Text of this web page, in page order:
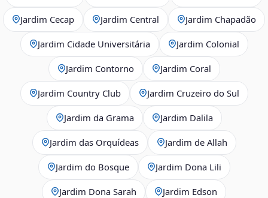
Jardim Cecap Jardim Central Jardim Chapadão
Jardim Cidade Universitária Jardim Colonial
Jardim Contorno Jardim Coral
Jardim Country Club Jardim Cruzeiro do Sul
Jardim da Grama Jardim Dalila
Jardim das Orquídeas Jardim de Allah
Jardim do Bosque Jardim Dona Lili
Jardim Dona Sarah Jardim Edson